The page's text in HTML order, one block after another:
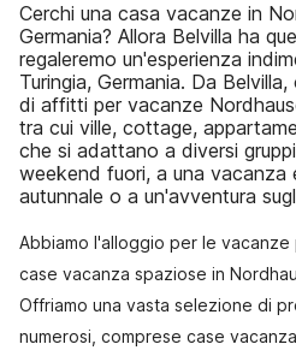
Cerchi una casa vacanze in
Germania? Allora Belvilla ha
regaleremo un'esperienza
Turingia, Germania. Da
di affitti per vacanze
tra cui ville, cottage,
che si adattano a diversi
weekend fuori, a una vacanza
autunnale o a un'avventura
Abbiamo l'alloggio per le
case vacanza spaziose in
Offriamo una vasta selezione di
numerosi, comprese case